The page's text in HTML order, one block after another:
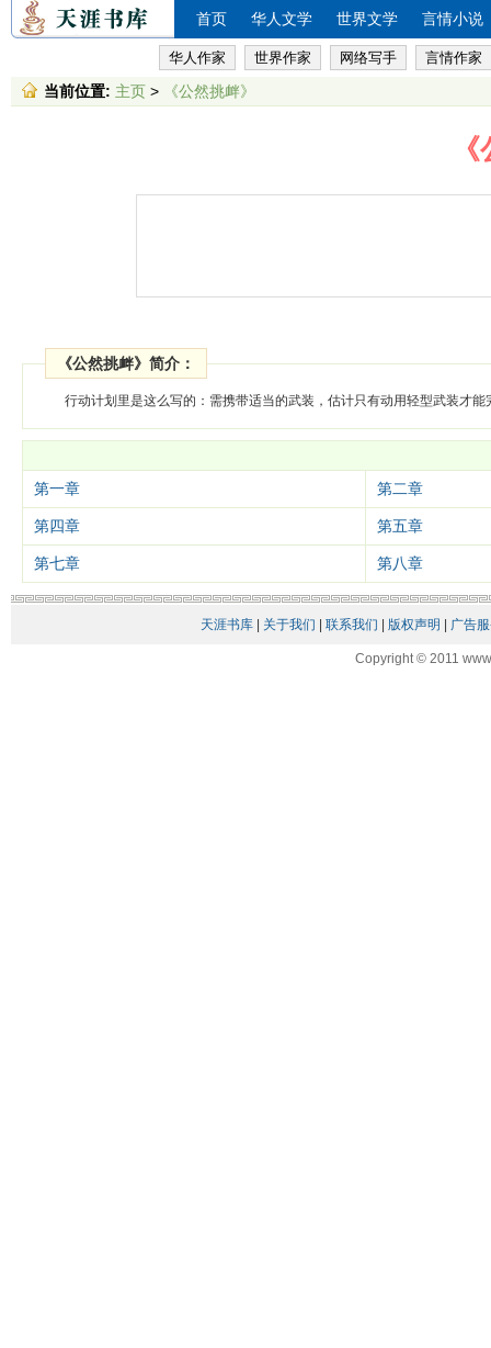
首页 华人文学 世界文学 言情小说
华人作家 世界作家 网络写手 言情作家
当前位置: 主页 > 《公然挑衅》
《公然挑衅》简介：
行动计划里是这么写的：需携带适当的武装，估计只有动用轻型武装才
第一章 第二章
第四章 第五章
第七章 第八章
天涯书库| 关于我们 联系我们 版权声明 广告
Copyright © 2011